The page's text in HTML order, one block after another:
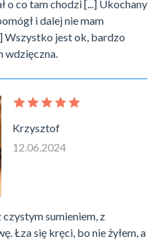
o co tam chodzi [...] Ukochany
i dalej nie mam
Wszystko jest ok, bardzo
wdzięczna.
Krzysztof
12.06.2024
sumieniem, z
Łza się kręci, bo nie żyłem, a